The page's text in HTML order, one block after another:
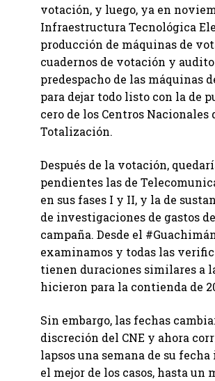
votación, y luego, ya en
Infraestructura Tecnológica
producción de máquinas de
cuadernos de votación y
predespacho de las máquinas
para dejar todo listo con la de
cero de los Centros Nacionales
Totalización.
Después de la votación,
pendientes las de
en sus fases I y II, y la de
de investigaciones de gastos de
campaña. Desde el
examinamos y todas las
tienen duraciones similares a
hicieron para la contienda de
Sin embargo, las fechas
discreción del CNE y ahora
lapsos una semana de su
el mejor de los casos, hasta un